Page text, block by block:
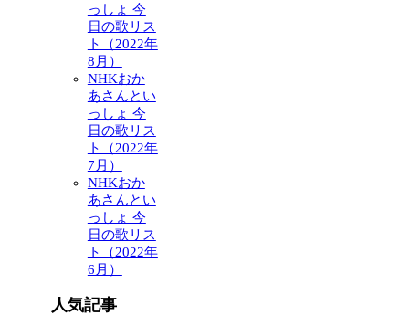
っしょ 今
日の歌リス
ト（2022年
8月）
NHKおか
あさんとい
っしょ 今
日の歌リス
ト（2022年
7月）
NHKおか
あさんとい
っしょ 今
日の歌リス
ト（2022年
6月）
人気記事